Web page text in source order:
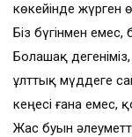
көкейінде жүрген
Біз бүгінмен емес,
Болашақ
ұлттық мүддеге
кеңесі ғана емес,
Жас буын